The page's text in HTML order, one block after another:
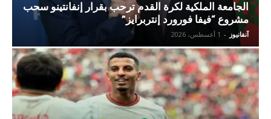
الجامعة الملكية لكرة القدم ترحب بقرار إنفانتينو سحب
مشروع “فيفا فورورد إنتربرايز”
آنفانيوز - 1 أغسطس، 2026